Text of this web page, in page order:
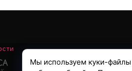
Мы используем куки-